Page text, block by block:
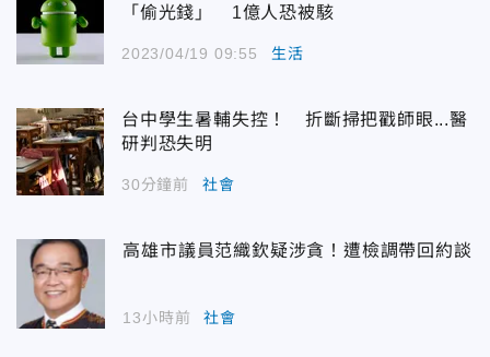
「偷光錢」 1億人恐被駭
2023/04/19 09:55 生活
台中學生暑輔失控！ 折斷掃把戳師眼...醫
研判恐失明
30分鐘前 社會
高雄市議員范織欽疑涉貪！遭檢調帶回約談
13小時前 社會